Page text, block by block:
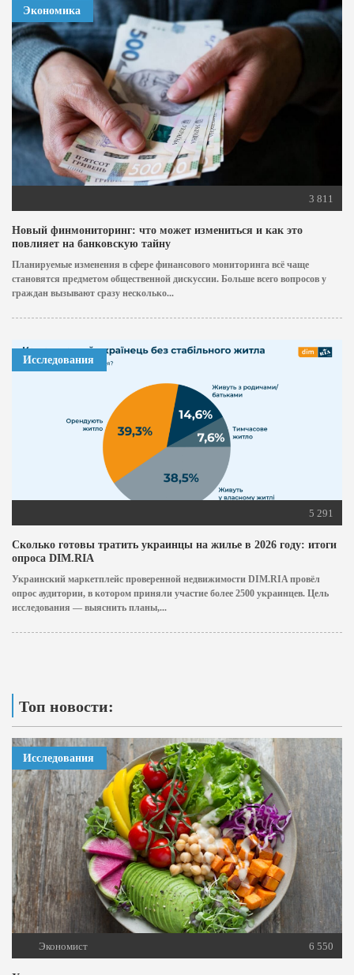
Экономика
3 811
Новый финмониторинг: что может измениться и как это
повлияет на банковскую тайну
Планируемые изменения в сфере финансового мониторинга всё чаще
становятся предметом общественной дискуссии. Больше всего вопросов у
граждан вызывают сразу несколько...
Исследования
5 291
Сколько готовы тратить украинцы на жилье в 2026 году: итоги
опроса DIM.RIA
Украинский маркетплейс проверенной недвижимости DIM.RIA провёл
опрос аудитории, в котором приняли участие более 2500 украинцев. Цель
исследования — выяснить планы,...
Топ новости:
Исследования
Экономист 6 550